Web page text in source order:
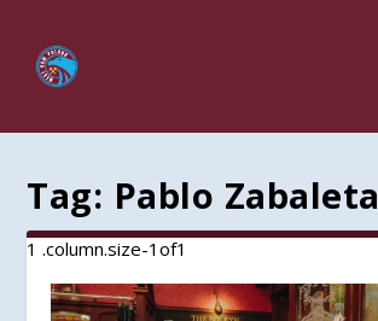
Tag: Pablo Zabaleta